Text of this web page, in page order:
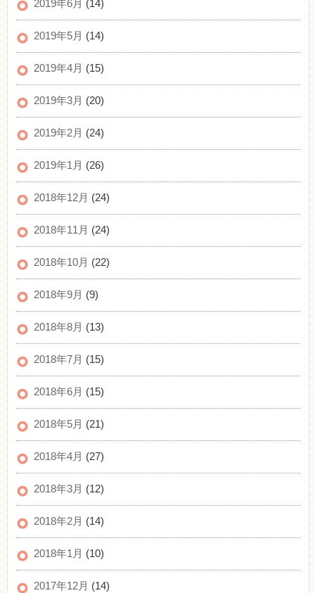
2019年6月 (14)
2019年5月 (14)
2019年4月 (15)
2019年3月 (20)
2019年2月 (24)
2019年1月 (26)
2018年12月 (24)
2018年11月 (24)
2018年10月 (22)
2018年9月 (9)
2018年8月 (13)
2018年7月 (15)
2018年6月 (15)
2018年5月 (21)
2018年4月 (27)
2018年3月 (12)
2018年2月 (14)
2018年1月 (10)
2017年12月 (14)